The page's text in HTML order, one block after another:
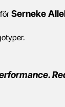
Serneke